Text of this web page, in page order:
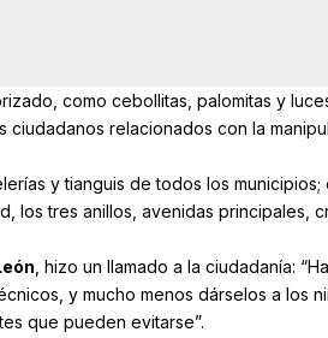
como cebollitas, palomitas y
relacionados con la
y tianguis de todos los municipios;
los tres anillos, avenidas principales,
, hizo un llamado a la ciudadanía:
y mucho menos dárselos a los
que pueden evitarse”.